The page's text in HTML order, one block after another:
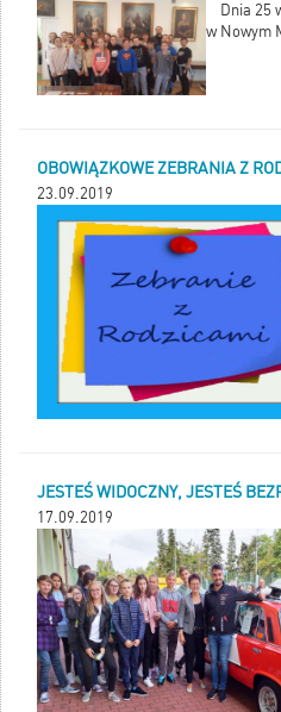
Dnia 25
w Nowym
OBOWIĄZKOWE ZEBRANIA Z
23.09.2019
JESTEŚ WIDOCZNY, JESTEŚ
17.09.2019